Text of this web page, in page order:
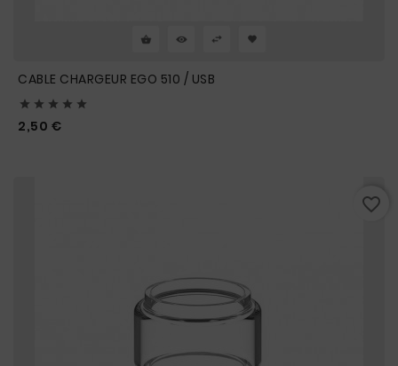
CABLE CHARGEUR EGO 510 / USB
    
2,50 €
favorite_border